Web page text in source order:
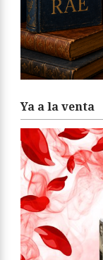
Ya a la venta